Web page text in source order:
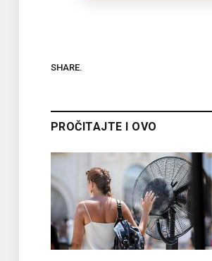
SHARE.
PROČITAJTE I OVO